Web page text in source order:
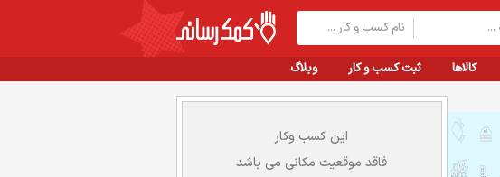
وبلاگ ثبت کسب و کار کالاها
این کسب وکار
فاقد موقعیت مکانی می باشد